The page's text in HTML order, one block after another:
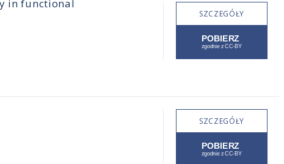
in functional
SZCZEGÓŁY
SZCZEGÓŁY